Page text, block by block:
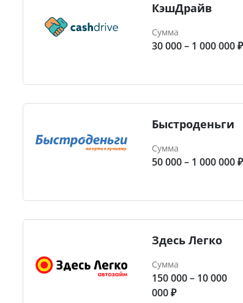
КэшДрайв
Сумма
30 000 – 1 000 000 ₽
Быстроденьги
Сумма
50 000 – 1 000 000 ₽
Здесь Легко
Сумма
150 000 – 10 000
000 ₽